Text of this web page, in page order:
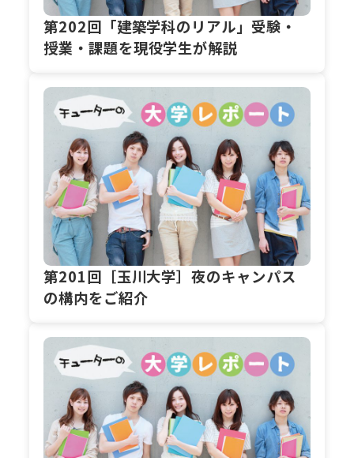
第202回「建築学科のリアル」受験・
授業・課題を現役学生が解説
第201回［玉川大学］夜のキャンパス
の構内をご紹介